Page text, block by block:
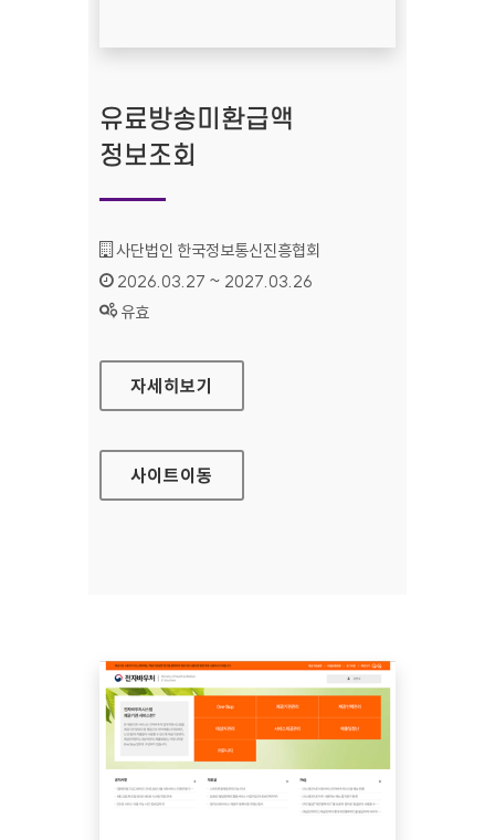
유료방송미환급액
정보조회
기관명 :
사단법인 한국정보통신진흥협회
인증기간 :
2026.03.27 ~ 2027.03.26
상태 :
유효
유료방송미환급액 정보조회
자세히보기
사이트이동